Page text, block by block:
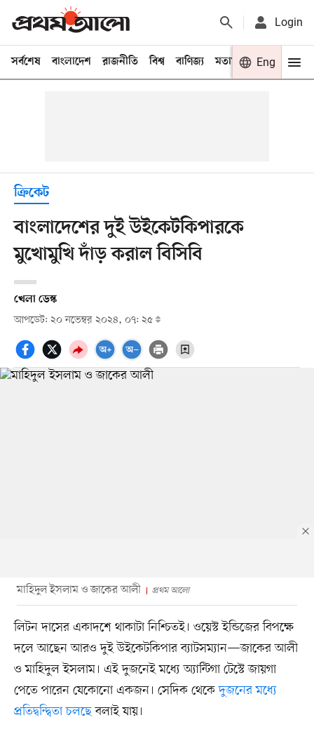
Login
সর্বশেষ বাংলাদেশ রাজনীতি বিশ্ব বাণিজ্য মতামত খেলা
Eng
ক্রিকেট
বাংলাদেশের দুই উইকেটকিপারকে
মুখোমুখি দাঁড় করাল বিসিবি
খেলা ডেস্ক
আপডেট: ২০ নভেম্বর ২০২৪, ০৭: ২৫
মাহিদুল ইসলাম ও জাকের আলী প্রথম আলো
লিটন দাসের একাদশে থাকাটা নিশ্চিতই। ওয়েস্ট ইন্ডিজের বিপক্ষে
দলে আছেন আরও দুই উইকেটকিপার ব্যাটসম্যান—জাকের আলী
ও মাহিদুল ইসলাম। এই দুজনেই মধ্যে অ্যান্টিগা টেস্টে জায়গা
পেতে পারেন যেকোনো একজন। সেদিক থেকেদুজনের মধ্যে
প্রতিদ্বন্দ্বিতা চলছেবলাই যায়।